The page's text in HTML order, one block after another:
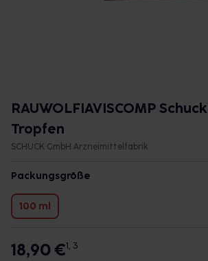
RAUWOLFIAVISCOMP Schuck
Tropfen
SCHUCK GmbH Arzneimittelfabrik
Packungsgröße
100 ml
18,90 €1, 3